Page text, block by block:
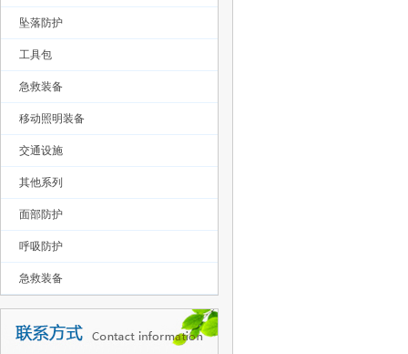
坠落防护
工具包
急救装备
移动照明装备
交通设施
其他系列
面部防护
呼吸防护
急救装备